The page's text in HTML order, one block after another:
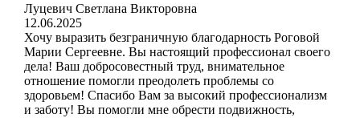
Луцевич Светлана Викторовна
12.06.2025
Хочу выразить безграничную благодарность Роговой
Марии Сергеевне. Вы настоящий профессионал своего
дела! Ваш добросовестный труд, внимательное
отношение помогли преодолеть проблемы со
здоровьем! Спасибо Вам за высокий профессионализм
и заботу! Вы помогли мне обрести подвижность,